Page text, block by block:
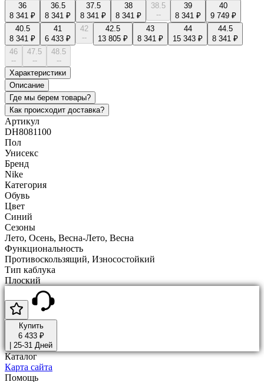
36
8 341 ₽
36.5
8 341 ₽
37.5
8 341 ₽
38
8 341 ₽
38.5
--
39
8 341 ₽
40
9 749 ₽
40.5
8 341 ₽
41
6 433 ₽
42
--
42.5
13 805 ₽
43
8 341 ₽
44
15 343 ₽
44.5
8 341 ₽
46
--
47.5
--
48.5
--
Характеристики
Описание
Где мы берем товары?
Как происходит доставка?
Артикул
DH8081100
Пол
Унисекс
Бренд
Nike
Категория
Обувь
Цвет
Синий
Сезоны
Лето, Осень, Весна-Лето, Весна
Функциональность
Противоскользящий, Износостойкий
Тип каблука
Плоский
Купить
6 433 ₽
25-31 Дней
Каталог
Карта сайта
Помощь